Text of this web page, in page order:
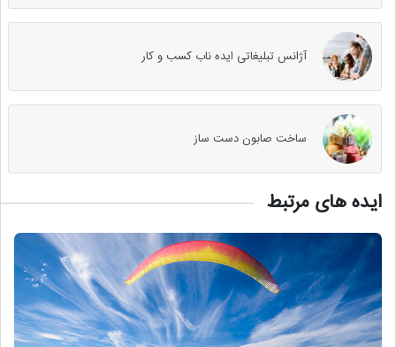
آژانس تبلیغاتی ایده ناب کسب و کار
ساخت صابون دست ساز
ایده های مرتبط